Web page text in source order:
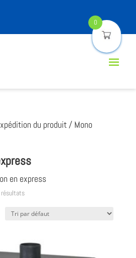
du produit / Mono
en express
résultats
0